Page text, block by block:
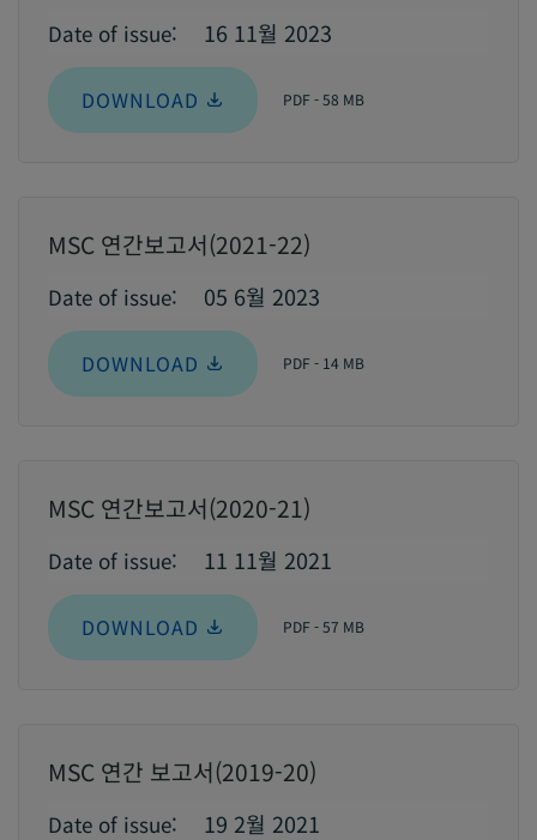
Date of issue: 16 11월 2023
DOWNLOAD PDF - 58 MB
MSC 연간보고서(2021-22)
Date of issue: 05 6월 2023
DOWNLOAD PDF - 14 MB
MSC 연간보고서(2020-21)
Date of issue: 11 11월 2021
DOWNLOAD PDF - 57 MB
MSC 연간 보고서(2019-20)
Date of issue: 19 2월 2021